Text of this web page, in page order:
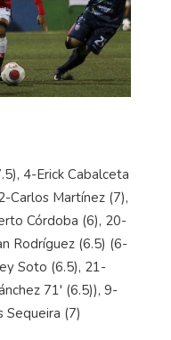
4-Erick Cabalceta
Carlos Martínez (7),
Córdoba (6), 20-
Rodríguez (6.5) (6-
Soto (6.5), 21-
71' (6.5)), 9-
Sequeira (7)